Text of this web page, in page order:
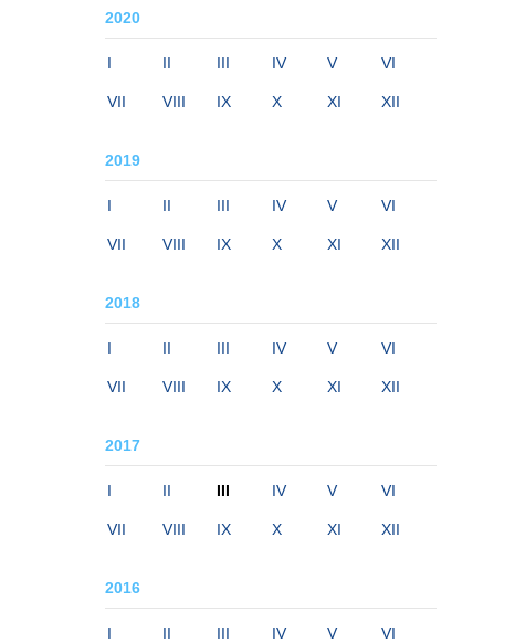
2020
I II III IV V VI
VII VIII IX X XI XII
2019
I II III IV V VI
VII VIII IX X XI XII
2018
I II III IV V VI
VII VIII IX X XI XII
2017
I II III IV V VI
VII VIII IX X XI XII
2016
I II III IV V VI